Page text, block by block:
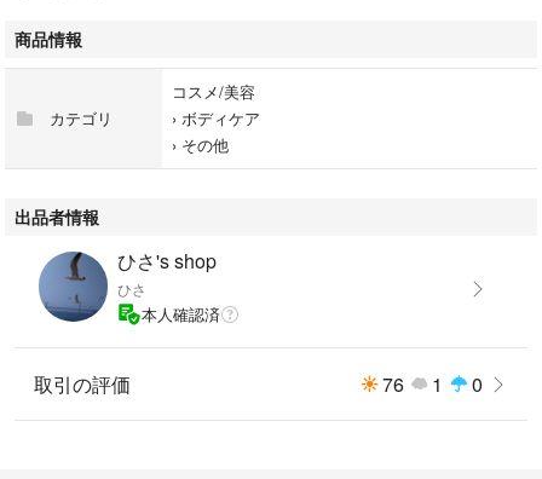
商品情報
カテゴリ
コスメ/美容
› ボディケア
› その他
出品者情報
ひさ's shop
ひさ
本人確認済
取引の評価 76 1 0